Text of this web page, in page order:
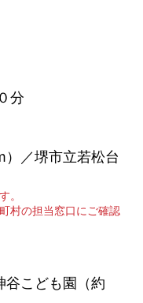
分
／堺市立若松台
。
村の担当窓口にご確認
こども園（約